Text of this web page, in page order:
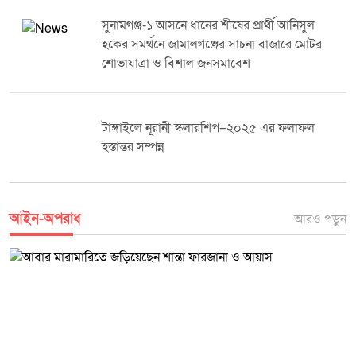
সুনামগঞ্জ-১ আসনে ধানের শীষের প্রার্থী আনিসুল
হকের সমর্থনে জামালগঞ্জের সাচনা বাজারে মোটর
শোভাযাত্রা ও বিশাল জনসমাবেশ
টাঙ্গাইলে নূরানী স্কলারশিপ–২০২৫ এর ফলাফল
হস্তান্তর সম্পন্ন
আইন-অপরাধ আরও পড়ুন